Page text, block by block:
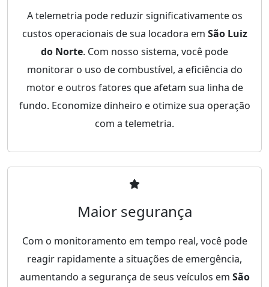
A telemetria pode reduzir significativamente os
custos operacionais de sua locadora em São Luiz
do Norte. Com nosso sistema, você pode
monitorar o uso de combustível, a eficiência do
motor e outros fatores que afetam sua linha de
fundo. Economize dinheiro e otimize sua operação
com a telemetria.
Maior segurança
Com o monitoramento em tempo real, você pode
reagir rapidamente a situações de emergência,
aumentando a segurança de seus veículos em São